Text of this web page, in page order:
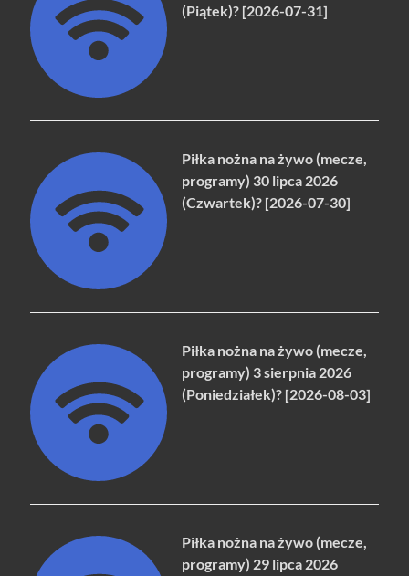
(Piątek)? [2026-07-31]
Piłka nożna na żywo (mecze,
programy) 30 lipca 2026
(Czwartek)? [2026-07-30]
Piłka nożna na żywo (mecze,
programy) 3 sierpnia 2026
(Poniedziałek)? [2026-08-03]
Piłka nożna na żywo (mecze,
programy) 29 lipca 2026